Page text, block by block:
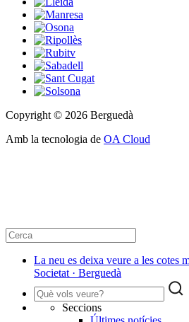
Copyright © 2026 Berguedà
Amb la tecnologia de OA Cloud
La neu es deixa veure a les cotes
Societat · Berguedà
Seccions